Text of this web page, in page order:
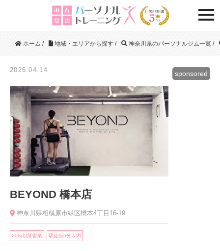
ホーム / 地域・エリアから探す / 神奈川県のパーソナルジム一覧 /
sponsored
2026.04.14
BEYOND 橋本店
神奈川県相模原市緑区橋本4丁目16-19
20時以降営業 駅徒歩5分以内